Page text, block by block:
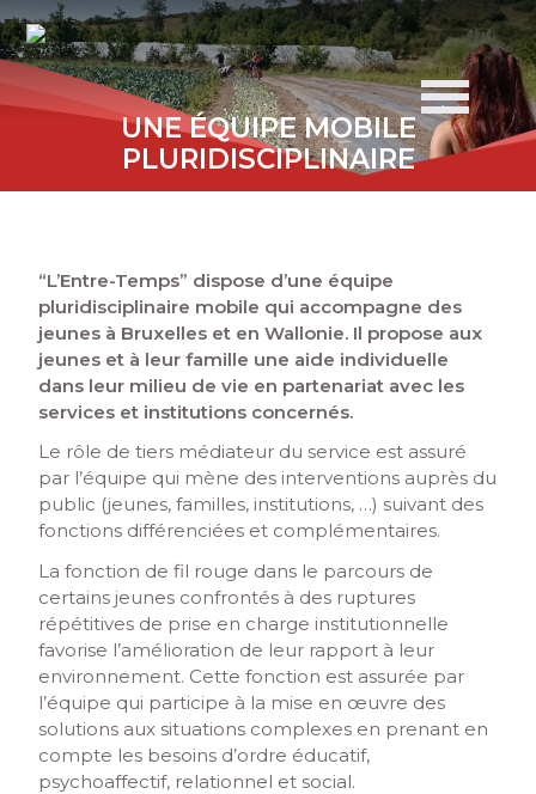
UNE ÉQUIPE MOBILE
PLURIDISCIPLINAIRE
“L’Entre-Temps” dispose d’une équipe
pluridisciplinaire mobile qui accompagne des
jeunes à Bruxelles et en Wallonie. Il propose aux
jeunes et à leur famille une aide individuelle
dans leur milieu de vie en partenariat avec les
services et institutions concernés.
Le rôle de tiers médiateur du service est assuré
par l’équipe qui mène des interventions auprès du
public (jeunes, familles, institutions, …) suivant des
fonctions différenciées et complémentaires.
La fonction de fil rouge dans le parcours de
certains jeunes confrontés à des ruptures
répétitives de prise en charge institutionnelle
favorise l’amélioration de leur rapport à leur
environnement. Cette fonction est assurée par
l’équipe qui participe à la mise en œuvre des
solutions aux situations complexes en prenant en
compte les besoins d’ordre éducatif,
psychoaffectif, relationnel et social.